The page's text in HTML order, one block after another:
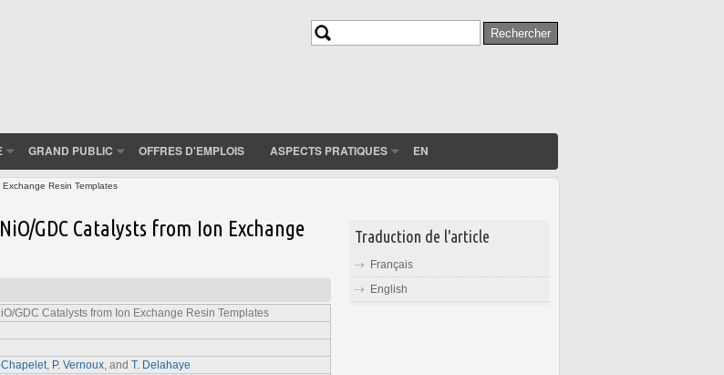
Rechercher
GRAND PUBLIC OFFRES D'EMPLOIS ASPECTS PRATIQUES EN
Resin Templates
GDC Catalysts from Ion Exchange
GDC Catalysts from Ion Exchange Resin Templates
Chapelet P. Vernoux , and T. Delahaye
Traduction de l'article
Français
English